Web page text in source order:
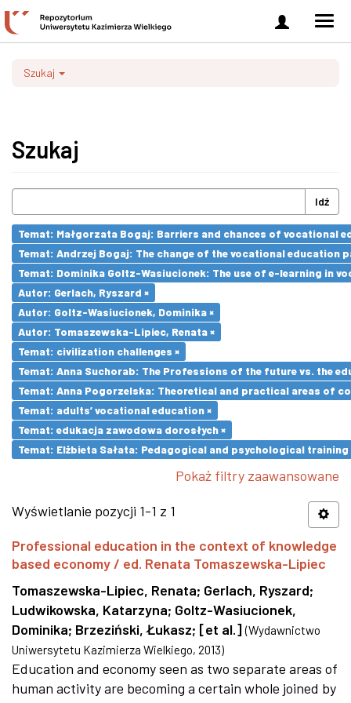
Zaloguj
się
Szukaj
Szukaj
Idź
Temat: Małgorzata Bogaj: Barriers and chances of vocational
Temat: Andrzej Bogaj: The change of the vocational education
Temat: Dominika Goltz-Wasiucionek: The use of e-learning in
Autor: Gerlach, Ryszard ×
Autor: Goltz-Wasiucionek, Dominika ×
Autor: Tomaszewska-Lipiec, Renata ×
Temat: civilization challenges ×
Temat: Anna Suchorab: The Professions of the future vs. the
Temat: Anna Pogorzelska: Theoretical and practical areas of
Temat: adults’ vocational education ×
Temat: edukacja zawodowa dorosłych ×
Temat: Elżbieta Sałata: Pedagogical and psychological
Pokaż filtry zaawansowane
Wyświetlanie pozycji 1-1 z 1
Professional education in the context of knowledge
based economy / ed. Renata Tomaszewska-Lipiec
Tomaszewska-Lipiec, Renata; Gerlach, Ryszard;
Ludwikowska, Katarzyna; Goltz-Wasiucionek,
Dominika; Brzeziński, Łukasz; [et al.] (Wydawnictwo
Uniwersytetu Kazimierza Wielkiego, 2013)
Education and economy seen as two separate areas of
human activity are becoming a certain whole joined by